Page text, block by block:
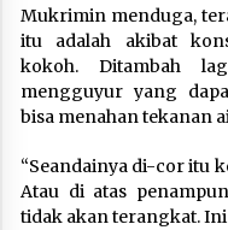
Mukrimin menduga,
itu adalah akibat
kokoh. Ditambah
mengguyur yang
bisa menahan tekanan
“Seandainya di-cor itu
Atau di atas
tidak akan terangkat.